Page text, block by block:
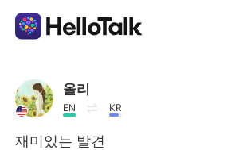
Приложение для
AI Grammar Checker
올리
EN KR
재미있는 발견